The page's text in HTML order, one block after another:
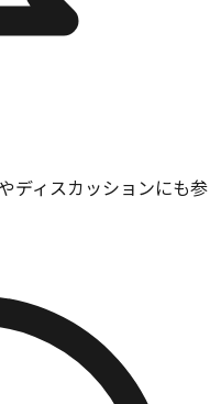
ディスカッションにも参